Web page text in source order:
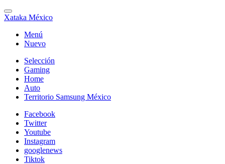
Xataka México
Menú
Nuevo
Selección
Gaming
Home
Auto
Territorio Samsung México
Facebook
Twitter
Youtube
Instagram
googlenews
Tiktok